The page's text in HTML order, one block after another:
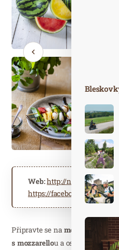
Web:http://nejmelouny.cz
https://facebook.com/
Připravte se na melounovou
s mozzarellou a osvěžující